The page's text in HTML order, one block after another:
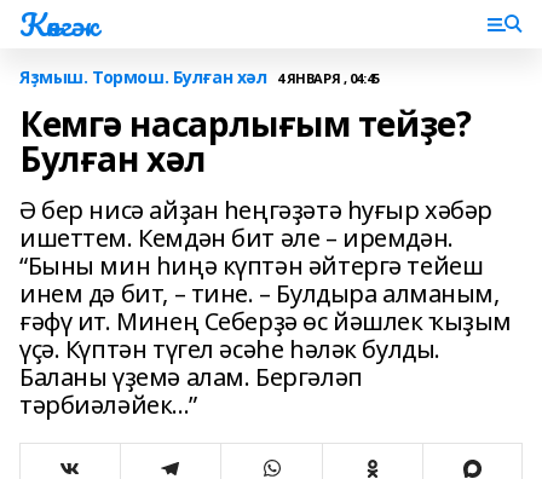
Көнгәк
Яҙмыш. Тормош. Булған хәл 4 ЯНВАРЯ , 04:45
Кемгә насарлығым тейҙе?
Булған хәл
Ә бер нисә айҙан һеңгәҙәтә һуғыр хәбәр
ишеттем. Кемдән бит әле – иремдән.
“Быны мин һиңә күптән әйтергә тейеш
инем дә бит, – тине. – Булдыра алманым,
ғәфү ит. Минең Себерҙә өс йәшлек ҡыҙым
үҫә. Күптән түгел әсәһе һәләк булды.
Баланы үҙемә алам. Бергәләп
тәрбиәләйек...”